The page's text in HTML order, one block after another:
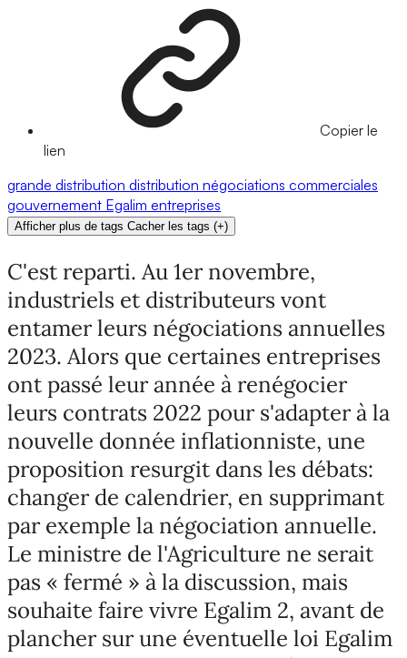
Copier le
lien
grande distribution distribution négociations commerciales
gouvernement Egalim entreprises
Afficher plus de tags Cacher les tags (+)
C'est reparti. Au 1er novembre,
industriels et distributeurs vont
entamer leurs négociations annuelles
2023. Alors que certaines entreprises
ont passé leur année à renégocier
leurs contrats 2022 pour s'adapter à la
nouvelle donnée inflationniste, une
proposition resurgit dans les débats:
changer de calendrier, en supprimant
par exemple la négociation annuelle.
Le ministre de l'Agriculture ne serait
pas « fermé » à la discussion, mais
souhaite faire vivre Egalim 2, avant de
plancher sur une éventuelle loi Egalim